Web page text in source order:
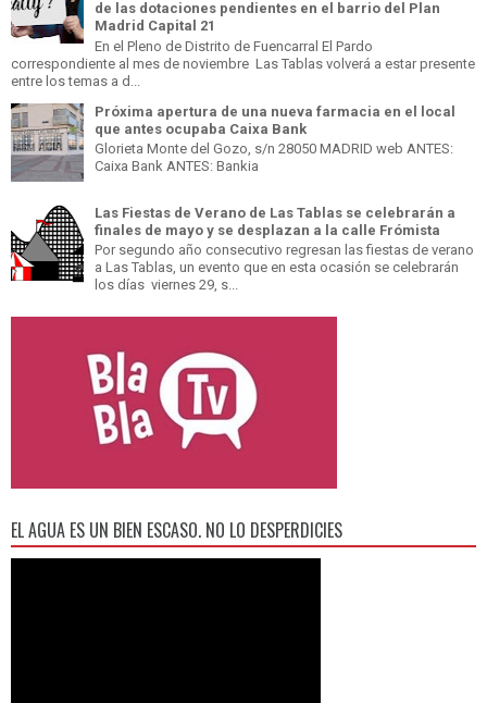
de las dotaciones pendientes en el barrio del Plan
Madrid Capital 21
En el Pleno de Distrito de Fuencarral El Pardo
correspondiente al mes de noviembre Las Tablas volverá a estar presente
entre los temas a d...
Próxima apertura de una nueva farmacia en el local
que antes ocupaba Caixa Bank
Glorieta Monte del Gozo, s/n 28050 MADRID web ANTES:
Caixa Bank ANTES: Bankia
Las Fiestas de Verano de Las Tablas se celebrarán a
finales de mayo y se desplazan a la calle Frómista
Por segundo año consecutivo regresan las fiestas de verano
a Las Tablas, un evento que en esta ocasión se celebrarán
los días viernes 29, s...
EL AGUA ES UN BIEN ESCASO. NO LO DESPERDICIES